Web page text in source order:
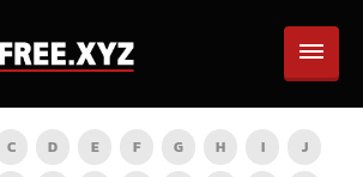
C D E F G H I
J